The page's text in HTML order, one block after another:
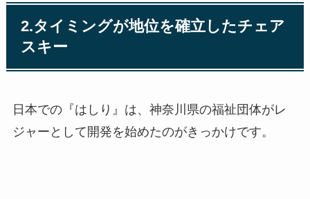
2.タイミングが地位を確立したチェア
スキー
日本での『はしり』は、神奈川県の福祉団体がレ
ジャーとして開発を始めたのがきっかけです。